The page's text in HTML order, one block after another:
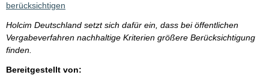
berücksichtigen
Holcim Deutschland setzt sich dafür ein, dass bei öffentlichen
Vergabeverfahren nachhaltige Kriterien größere Berücksichtigung
finden.
Bereitgestellt von: